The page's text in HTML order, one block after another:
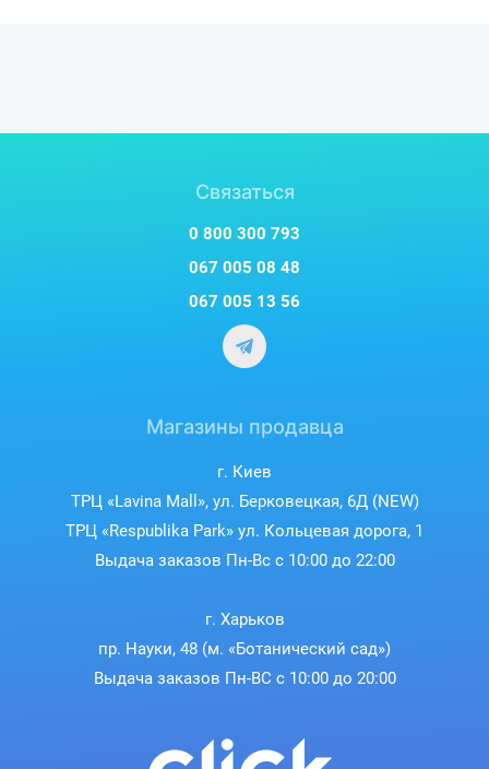
Связаться
0 800 300 793
067 005 08 48
067 005 13 56
Магазины продавца
г. Киев
ТРЦ «Lavina Mall», ул. Берковецкая, 6Д (NEW)
ТРЦ «Respublika Park» ул. Кольцевая дорога, 1
Выдача заказов Пн-Вс с 10:00 до 22:00
г. Харьков
пр. Науки, 48 (м. «Ботанический сад»)
Выдача заказов Пн-ВС с 10:00 до 20:00